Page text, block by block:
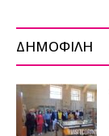
ΔΗΜΟΦΙΛΗ